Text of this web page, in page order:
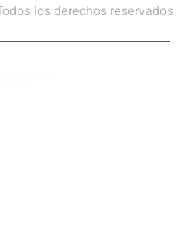
los derechos reservados